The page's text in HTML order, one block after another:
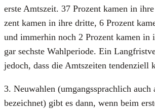
ers­te Amts­zeit. 37 Pro­zent kamen in
zent kamen in ihre drit­te, 6 Pro­zent
und immer­hin noch 2 Pro­zent kamen in
gar sechs­te Wahl­pe­ri­ode. Ein
jedoch, dass die Amts­zei­ten ten­den­zi­ell
3. Neu­wah­len (umgangs­sprach­lich auch
bezeich­net) gibt es dann, wenn beim